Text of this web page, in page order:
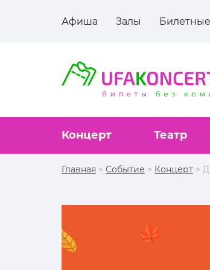
Афиша Залы
Концерт Театр
Главная > Событие > Концерт >